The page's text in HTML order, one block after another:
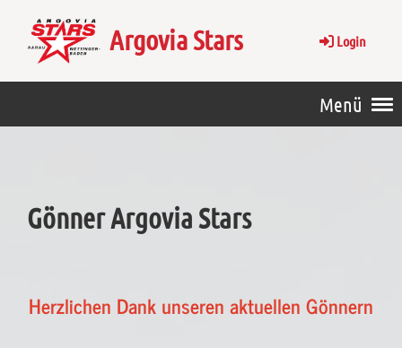
Argovia Stars Login
Menü
Gönner Argovia Stars
Herzlichen Dank unseren aktuellen Gönnern